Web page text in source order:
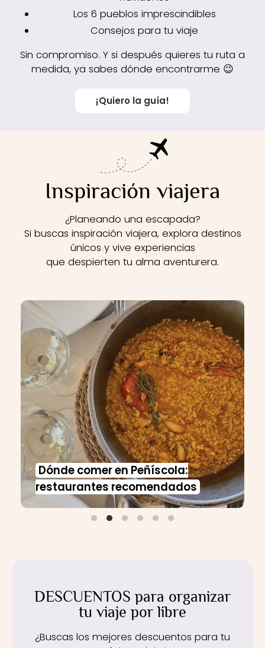
Los 6 pueblos imprescindibles
Consejos para tu viaje
Sin compromiso. Y si después quieres tu ruta a
medida, ya sabes dónde encontrarme 😉
¡Quiero la guía!
Inspiración viajera
¿Planeando una escapada?
Si buscas inspiración viajera, explora destinos
únicos y vive experiencias
que despierten tu alma aventurera.
Dónde comer en Peñíscola:
restaurantes recomendados
DESCUENTOS para organizar
tu viaje por libre
¿Buscas los mejores descuentos para tu